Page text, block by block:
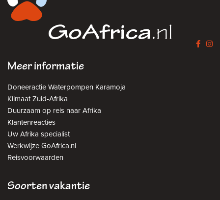
Meer informatie
Doneeractie Waterpompen Karamoja
Klimaat Zuid-Afrika
Duurzaam op reis naar Afrika
Klantenreacties
Uw Afrika specialist
Werkwijze GoAfrica.nl
Reisvoorwaarden
Soorten vakantie